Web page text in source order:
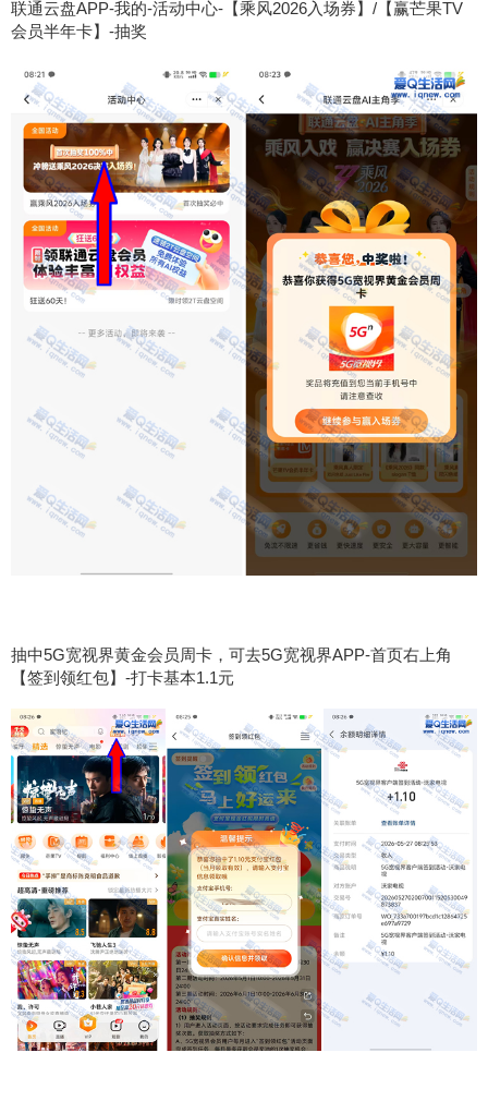
联通云盘APP-我的-活动中心-【乘风2026入场券】/【赢芒果TV
会员半年卡】-抽奖
抽中5G宽视界黄金会员周卡，可去5G宽视界APP-首页右上角
【签到领红包】-打卡基本1.1元